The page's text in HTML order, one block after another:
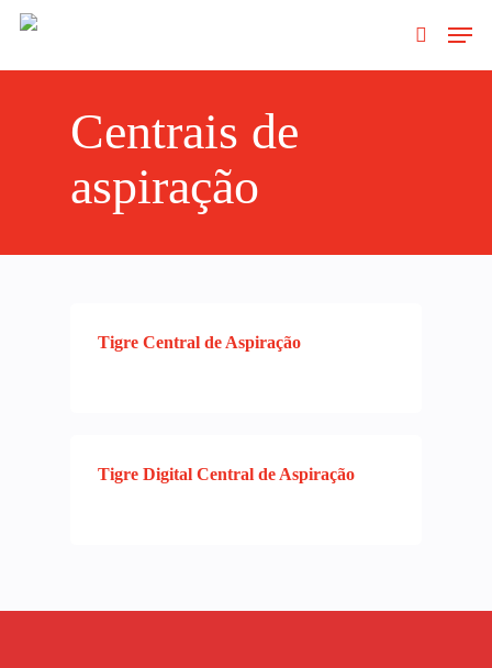
Clique no Enter para pesquisar ou ESC
para fechar
Centrais de
aspiração
Tigre Central de Aspiração
Tigre Digital Central de Aspiração